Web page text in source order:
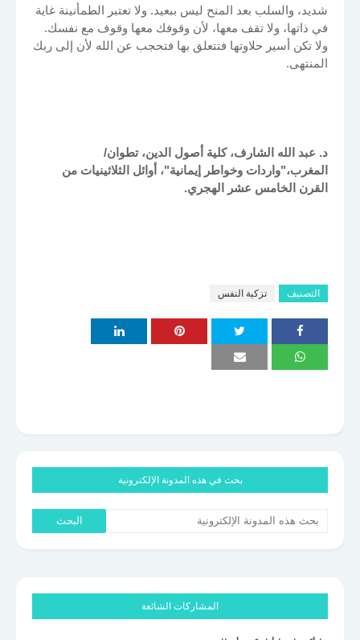
شديد، والسلب بعد المنح ليس ببعيد. ولا تعتبر الطمأنينة غاية
في ذاتها، ولا تقف معها، لأن وقوفك معها وقوف مع نفسك.
ولا تكن أسير حلاوتها فتتعلق بها فتحجب عن الله لأن إلى ربك
المنتهى.
د. عبد الله الشارف، كلية أصول الدين، تطوان/
المغرب،"واردات وخواطر إيمانية"، أوائل الثلاثينيات من
القرن الخامس عشر الهجري.
التصنيف تزكية النفس
بحث في هذه المدونة الإلكترونية
المشاركات الشائعة